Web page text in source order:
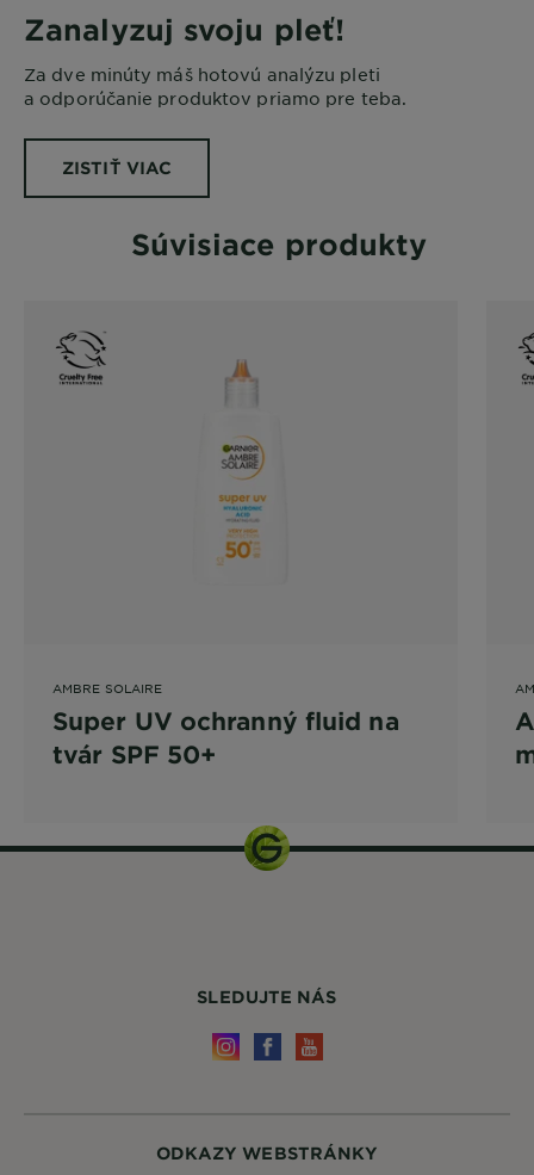
Zanalyzuj svoju pleť!
Za dve minúty máš hotovú analýzu pleti
a odporúčanie produktov priamo pre teba.
ZISTIŤ VIAC
Súvisiace produkty
AMBRE SOLAIRE
Super UV ochranný fluid na
tvár SPF 50+
ODKAZY WEBSTRÁNKY
SLEDUJTE NÁS